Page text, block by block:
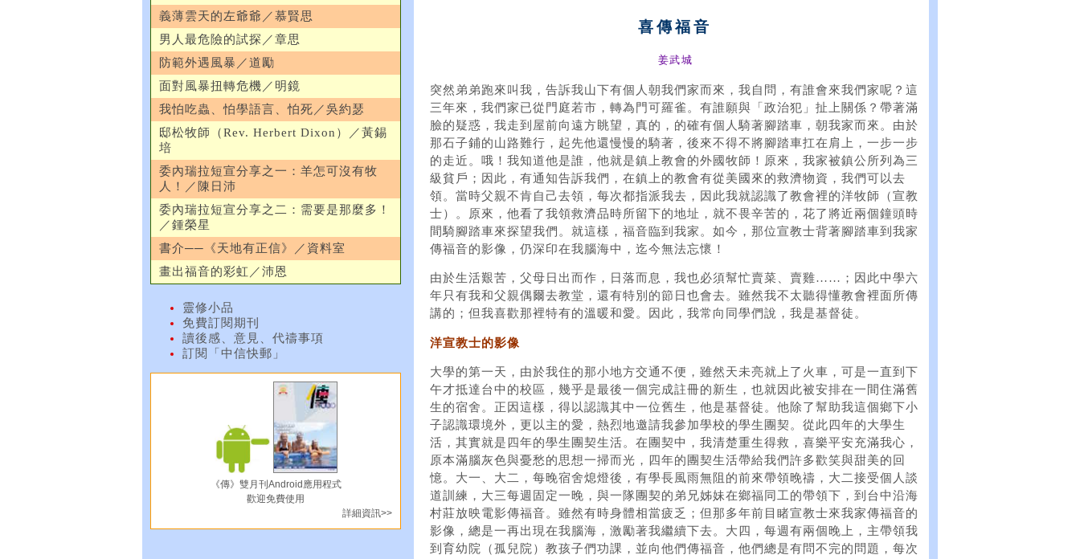
義薄雲天的左爺爺／慕賢思
男人最危險的試探／章思
防範外遇風暴／道勵
面對風暴扭轉危機／明鏡
我怕吃蟲、怕學語言、怕死／吳約瑟
邸松牧師（Rev. Herbert Dixon）／黃錫
培
委內瑞拉短宣分享之一：羊怎可沒有牧
人！／陳日沛
委內瑞拉短宣分享之二：需要是那麼多！
／鍾榮星
書介──《天地有正信》／資料室
畫出福音的彩虹／沛恩
靈修小品
免費訂閱期刊
讀後感、意見、代禱事項
訂閱「中信快郵」
《傳》雙月刊Android應用程式
歡迎免費使用
詳細資訊>>
喜傳福音
姜武城
突然弟弟跑來叫我，告訴我山下有個人朝我們家而來，我自問，有誰會來我們家呢？這
三年來，我們家已從門庭若市，轉為門可羅雀。有誰願與「政治犯」扯上關係？帶著滿
臉的疑惑，我走到屋前向遠方眺望，真的，的確有個人騎著腳踏車，朝我家而來。由於
那石子鋪的山路難行，起先他還慢慢的騎著，後來不得不將腳踏車扛在肩上，一步一步
的走近。哦！我知道他是誰，他就是鎮上教會的外國牧師！原來，我家被鎮公所列為三
級貧戶；因此，有通知告訴我們，在鎮上的教會有從美國來的救濟物資，我們可以去
領。當時父親不肯自己去領，每次都指派我去，因此我就認識了教會裡的洋牧師（宣教
士）。原來，他看了我領救濟品時所留下的地址，就不畏辛苦的，花了將近兩個鐘頭時
間騎腳踏車來探望我們。就這樣，福音臨到我家。如今，那位宣教士背著腳踏車到我家
傳福音的影像，仍深印在我腦海中，迄今無法忘懷！
由於生活艱苦，父母日出而作，日落而息，我也必須幫忙賣菜、賣雞……；因此中學六
年只有我和父親偶爾去教堂，還有特別的節日也會去。雖然我不太聽得懂教會裡面所傳
講的；但我喜歡那裡特有的溫暖和愛。因此，我常向同學們說，我是基督徒。
洋宣教士的影像
大學的第一天，由於我住的那小地方交通不便，雖然天未亮就上了火車，可是一直到下
午才抵達台中的校區，幾乎是最後一個完成註冊的新生，也就因此被安排在一間住滿舊
生的宿舍。正因這樣，得以認識其中一位舊生，他是基督徒。他除了幫助我這個鄉下小
子認識環境外，更以主的愛，熱烈地邀請我參加學校的學生團契。從此四年的大學生
活，其實就是四年的學生團契生活。在團契中，我清楚重生得救，喜樂平安充滿我心，
原本滿腦灰色與憂愁的思想一掃而光，四年的團契生活帶給我們許多歡笑與甜美的回
憶。大一、大二，每晚宿舍熄燈後，有學長風雨無阻的前來帶領晚禱，大二接受個人談
道訓練，大三每週固定一晚，與一隊團契的弟兄姊妹在鄉福同工的帶領下，到台中沿海
村莊放映電影傳福音。雖然有時身體相當疲乏；但那多年前目睹宣教士來我家傳福音的
影像，總是一再出現在我腦海，激勵著我繼續下去。大四，每週有兩個晚上，主帶領我
到育幼院（孤兒院）教孩子們功課，並向他們傳福音，他們總是有問不完的問題，每次